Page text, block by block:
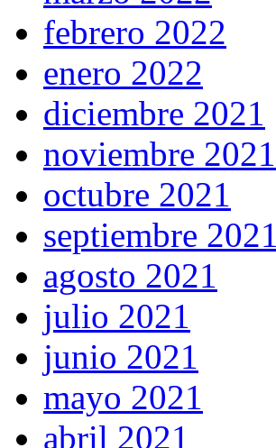
febrero 2022
enero 2022
diciembre 2021
noviembre 2021
octubre 2021
septiembre 2021
agosto 2021
julio 2021
junio 2021
mayo 2021
abril 2021